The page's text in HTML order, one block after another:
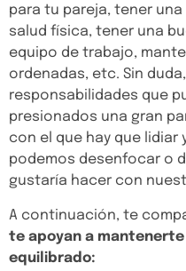
para tu pareja, tener
salud física, tener una
equipo de trabajo,
ordenadas, etc. Sin
responsabilidades que
presionados una gran
con el que hay que lidiar
podemos desenfocar o
gustaría hacer con
A continuación, te
te apoyan a
equilibrado: